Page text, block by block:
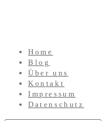
Home
Blog
Über uns
Kontakt
Impressum
Datenschutz